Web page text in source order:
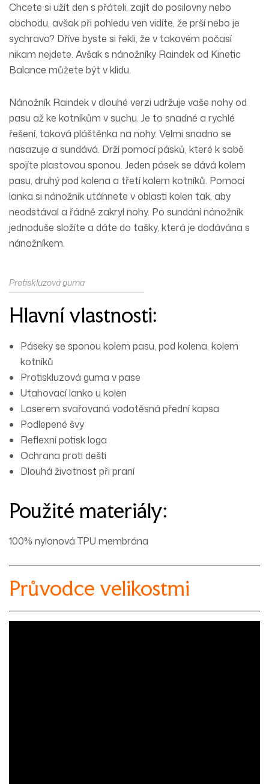
Chcete si užít den s přáteli, zajít do posilovny nebo
obchodu, avšak při pohledu ven vidíte, že prší nebo je
sychravo? Dříve byste si řekli, že v takovém počasí
nikam nejdete. Avšak s nánožníky Raindek od Kinetic
Balance můžete být v klidu.
Nánožník Raindek vdlouhé verzi udržuje vaše nohy od
pasu až ke kotníkům v suchu. Je to snadné a rychlé
řešení, taková pláštěnka na nohy. Velmi snadno se
nasazuje a sundává. Drží pomocí pásků, které k sobě
spojíte plastovou sponou. Jeden pásek se dává kolem
pasu, druhý pod kolena a třetí kolem kotníků. Pomocí
lanka si nánožník utáhnete v oblasti kolen tak, aby
neodstával a řádně zakryl nohy. Po sundání nánožník
jednoduše složíte a dáte do tašky, která je dodávána s
nánožníkem.
Protiskluzová guma
Hlavní vlastnosti:
Páseky se sponou kolem pasu, pod kolena, kolem
kotníků
Protiskluzová guma v pase
Utahovací lanko u kolen
Laserem svařovaná vodotěsná přední kapsa
Podlepené švy
Reflexní potisk loga
Ochrana proti dešti
Dlouhá životnost při praní
Použité materiály:
100% nylonová TPU membrána
Průvodce velikostmi